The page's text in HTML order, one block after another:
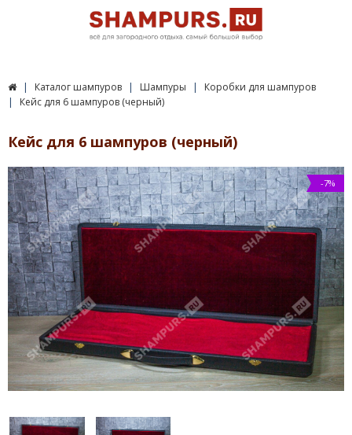
Каталог шампуров Шампуры
Коробки для шампуров
Кейс для 6 шампуров (черный)
Кейс для 6 шампуров (черный)
-7%